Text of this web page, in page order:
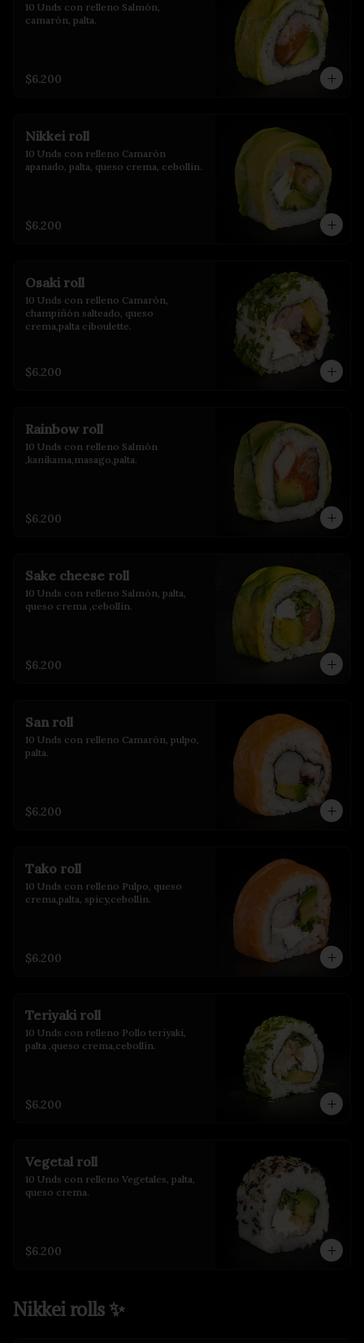
10 Unds con relleno Salmón,
camarón, palta.
$6.200
Nikkei roll
10 Unds con relleno Camarón
apanado, palta, queso crema, cebollin.
$6.200
Osaki roll
10 Unds con relleno Camarón,
champiñón salteado, queso
crema,palta ciboulette.
$6.200
Rainbow roll
10 Unds con relleno Salmón
,kanikama,masago,palta.
$6.200
Sake cheese roll
10 Unds con relleno Salmón, palta,
queso crema ,cebollín.
$6.200
San roll
10 Unds con relleno Camarón, pulpo,
palta.
$6.200
Tako roll
10 Unds con relleno Pulpo, queso
crema,palta, spicy,cebollín.
$6.200
Teriyaki roll
10 Unds con relleno Pollo teriyaki,
palta ,queso crema,cebollín.
$6.200
Vegetal roll
10 Unds con relleno Vegetales, palta,
queso crema.
$6.200
Nikkei rolls ✨